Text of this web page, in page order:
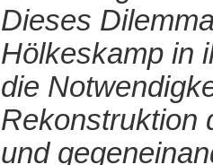
Dieses
Hölkeskamp in
die
Rekonstruktion
und